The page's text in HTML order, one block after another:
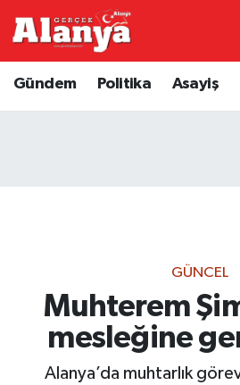
Gündem Politika Asayiş
GÜNCEL
Muhterem
mesleğine
Alanya’da muhtarlık
Genel
Diğer
Dünya
Trafik Durumu
Haber Arşivi